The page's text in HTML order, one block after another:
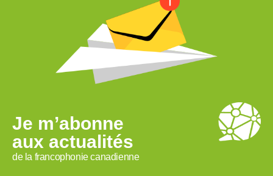
Je m’abonne
aux actualités
de la francophonie canadienne